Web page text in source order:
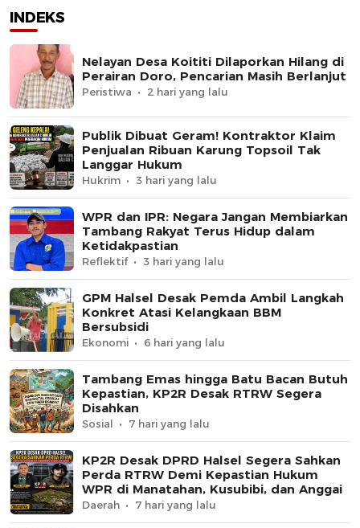
INDEKS
Nelayan Desa Koititi Dilaporkan Hilang di
Perairan Doro, Pencarian Masih Berlanjut
Peristiwa 2 hari yang lalu
Publik Dibuat Geram! Kontraktor Klaim
Penjualan Ribuan Karung Topsoil Tak
Langgar Hukum
Hukrim 3 hari yang lalu
WPR dan IPR: Negara Jangan Membiarkan
Tambang Rakyat Terus Hidup dalam
Ketidakpastian
Reflektif 3 hari yang lalu
GPM Halsel Desak Pemda Ambil Langkah
Konkret Atasi Kelangkaan BBM
Bersubsidi
Ekonomi 6 hari yang lalu
Tambang Emas hingga Batu Bacan Butuh
Kepastian, KP2R Desak RTRW Segera
Disahkan
Sosial 7 hari yang lalu
KP2R Desak DPRD Halsel Segera Sahkan
Perda RTRW Demi Kepastian Hukum
WPR di Manatahan, Kusubibi, dan Anggai
Daerah 7 hari yang lalu